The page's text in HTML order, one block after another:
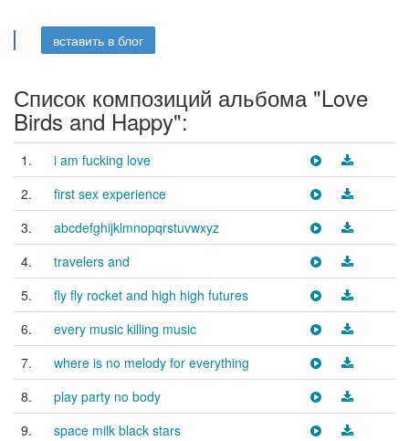
вставить в блог
Список композиций альбома "Love
Birds and Happy":
1.
i am fucking love
2.
first sex experience
3.
abcdefghijklmnopqrstuvwxyz
4.
travelers and
5.
fly fly rocket and high high futures
6.
every music killing music
7.
where is no melody for everything
8.
play party no body
9.
space milk black stars